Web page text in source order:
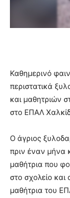
Καθημερινό
περιστατικά
και μαθητριών
στο ΕΠΑΛ
O άγριος
πριν έναν μήνα
μαθήτρια που
στο σχολείο και
μαθήτρια του